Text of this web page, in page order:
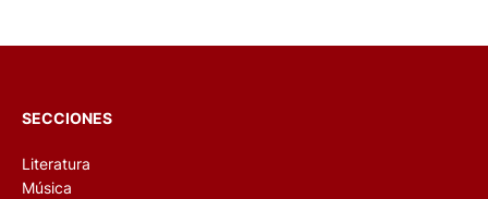
SECCIONES
Literatura
Música